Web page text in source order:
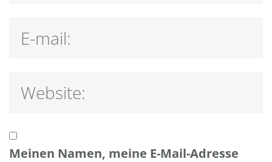
Meinen Namen, meine E-Mail-Adresse